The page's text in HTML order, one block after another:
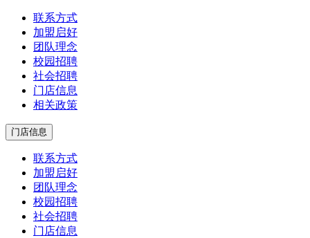
联系方式
加盟启好
团队理念
校园招聘
社会招聘
门店信息
相关政策
门店信息
联系方式
加盟启好
团队理念
校园招聘
社会招聘
门店信息